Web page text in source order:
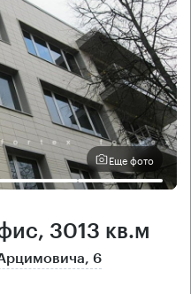
Еще фото
3013 кв.м
6